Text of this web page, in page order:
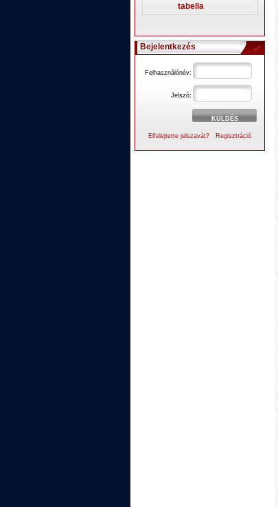
tabella
Bejelentkezés
Felhasználónév:
Jelszó:
Elfelejtette jelszavát? Regisztráció